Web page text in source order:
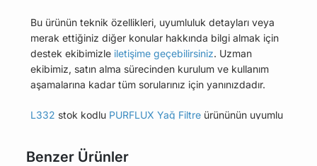
Bu ürünün teknik özellikleri, uyumluluk detayları veya
merak ettiğiniz diğer konular hakkında bilgi almak için
destek ekibimizle iletişime geçebilirsiniz. Uzman
ekibimiz, satın alma sürecinden kurulum ve kullanım
aşamalarına kadar tüm sorularınız için yanınızdadır.
L332 stok kodlu PURFLUX Yağ Filtre ürününün uyumlu
bulabilirsiniz.
Benzer Ürünler